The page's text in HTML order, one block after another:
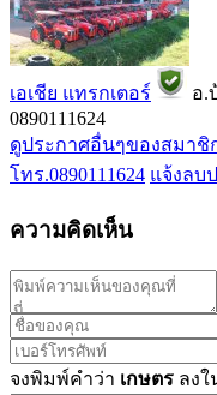
เอเชีย แทรกเตอร์ อ.
0890111624
ดูประกาศอื่นๆของสมา
โทร.0890111624 แจ้งลบ
ความคิดเห็น
จงพิมพ์คำว่า เกษตร ลง